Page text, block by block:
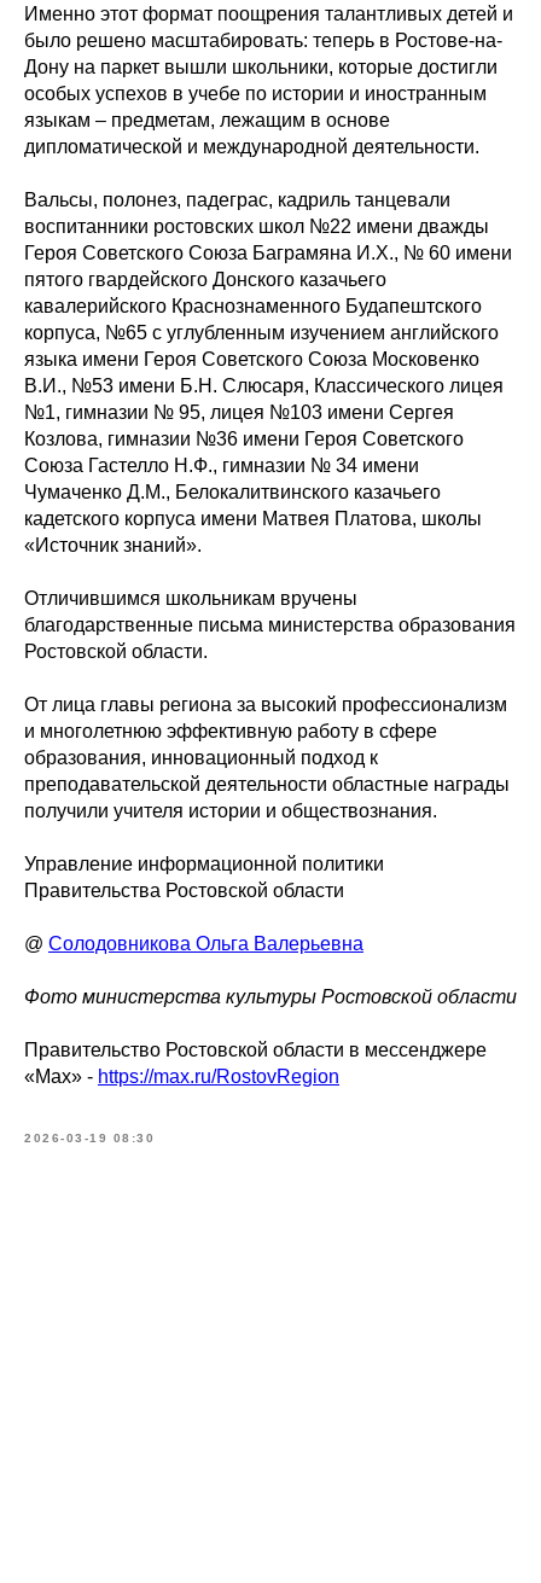
Именно этот формат поощрения талантливых детей и
было решено масштабировать: теперь в Ростове-на-
Дону на паркет вышли школьники, которые достигли
особых успехов в учебе по истории и иностранным
языкам – предметам, лежащим в основе
дипломатической и международной деятельности.
Вальсы, полонез, падеграс, кадриль танцевали
воспитанники ростовских школ №22 имени дважды
Героя Советского Союза Баграмяна И.Х., № 60 имени
пятого гвардейского Донского казачьего
кавалерийского Краснознаменного Будапештского
корпуса, №65 с углубленным изучением английского
языка имени Героя Советского Союза Московенко
В.И., №53 имени Б.Н. Слюсаря, Классического лицея
№1, гимназии № 95, лицея №103 имени Сергея
Козлова, гимназии №36 имени Героя Советского
Союза Гастелло Н.Ф., гимназии № 34 имени
Чумаченко Д.М., Белокалитвинского казачьего
кадетского корпуса имени Матвея Платова, школы
«Источник знаний».
Отличившимся школьникам вручены
благодарственные письма министерства образования
Ростовской области.
От лица главы региона за высокий профессионализм
и многолетнюю эффективную работу в сфере
образования, инновационный подход к
преподавательской деятельности областные награды
получили учителя истории и обществознания.
Управление информационной политики
Правительства Ростовской области
@ Солодовникова Ольга Валерьевна
Фото министерства культуры Ростовской области
Правительство Ростовской области в мессенджере
«Мах» - https://max.ru/RostovRegion
2026-03-19 08:30